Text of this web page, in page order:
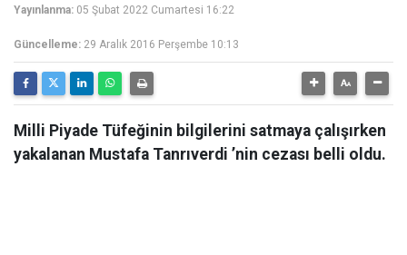
Yayınlanma: 05 Şubat 2022 Cumartesi 16:22
Güncelleme: 29 Aralık 2016 Perşembe 10:13
Milli Piyade Tüfeğinin bilgilerini satmaya çalışırken
yakalanan Mustafa Tanrıverdi ’nin cezası belli oldu.